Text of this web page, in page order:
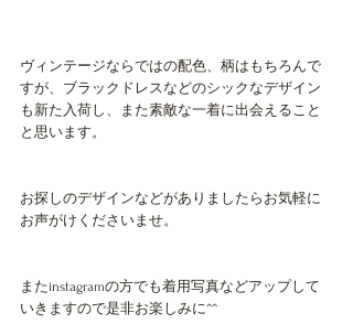
ヴィンテージならではの配色、柄はもちろんで
すが、ブラックドレスなどのシックなデザイン
も新た入荷し、また素敵な一着に出会えること
と思います。
お探しのデザインなどがありましたらお気軽に
お声がけくださいませ。
またinstagramの方でも着用写真などアップして
いきますので是非お楽しみに^^